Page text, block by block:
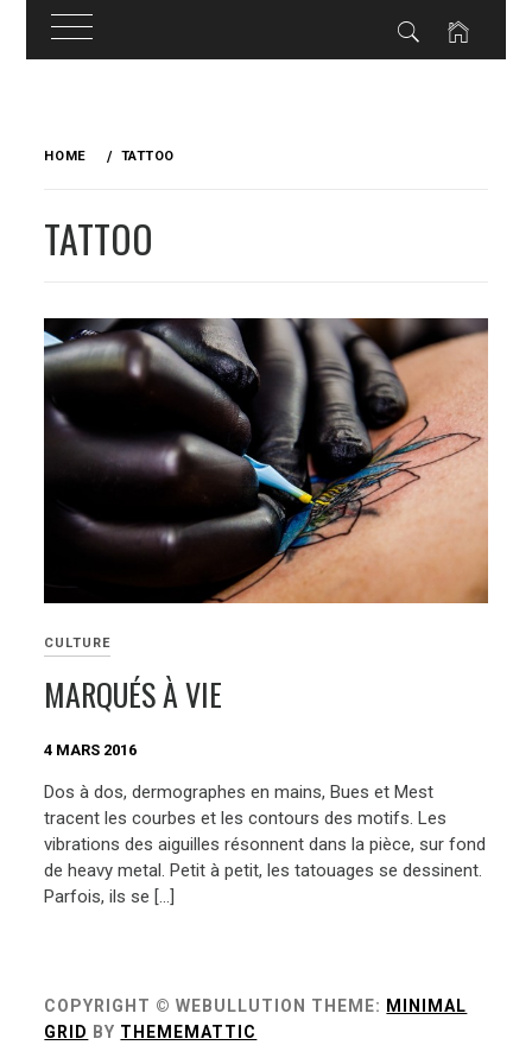
HOME TATTOO
TATTOO
CULTURE
MARQUÉS À VIE
4 MARS 2016
Dos à dos, dermographes en mains, Bues et Mest
tracent les courbes et les contours des motifs. Les
vibrations des aiguilles résonnent dans la pièce, sur fond
de heavy metal. Petit à petit, les tatouages se dessinent.
Parfois, ils se […]
COPYRIGHT © WEBULLUTION THEME: MINIMAL
GRID BY THEMEMATTIC